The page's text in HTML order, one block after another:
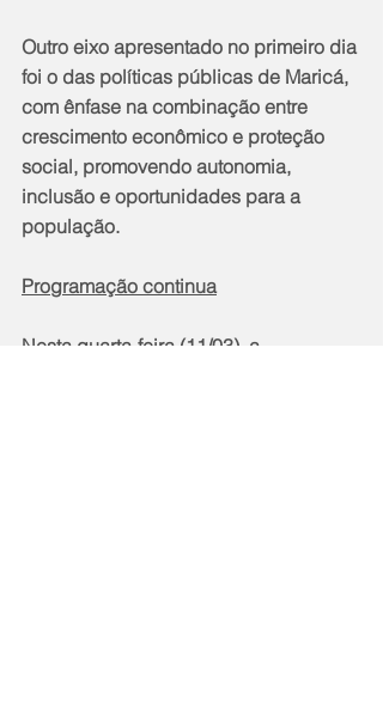
Outro eixo apresentado no primeiro dia
foi o das políticas públicas de Maricá,
com ênfase na combinação entre
crescimento econômico e proteção
social, promovendo autonomia,
inclusão e oportunidades para a
população.
Programação continua
Nesta quarta-feira (11/03), a